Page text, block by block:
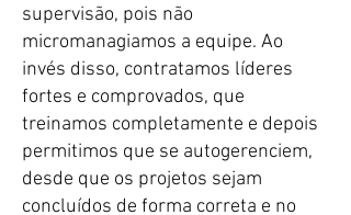
supervisão, pois não
micromanagiamos a equipe. Ao
invés disso, contratamos líderes
fortes e comprovados, que
treinamos completamente e depois
permitimos que se autogerenciem,
desde que os projetos sejam
concluídos de forma correta e no